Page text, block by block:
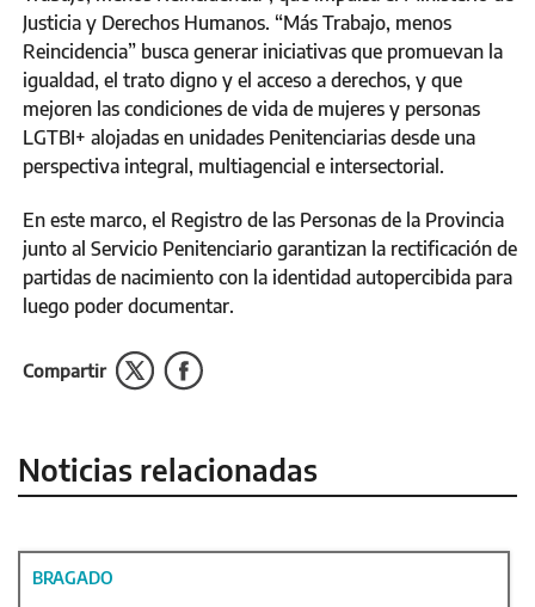
Justicia y Derechos Humanos. “Más Trabajo, menos
Reincidencia” busca generar iniciativas que promuevan la
igualdad, el trato digno y el acceso a derechos, y que
mejoren las condiciones de vida de mujeres y personas
LGTBI+ alojadas en unidades Penitenciarias desde una
perspectiva integral, multiagencial e intersectorial.
En este marco, el Registro de las Personas de la Provincia
junto al Servicio Penitenciario garantizan la rectificación de
partidas de nacimiento con la identidad autopercibida para
luego poder documentar.
Compartir
Noticias relacionadas
BRAGADO